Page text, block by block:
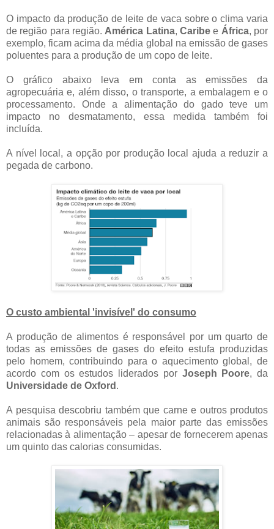
O impacto da produção de leite de vaca sobre o clima varia
de região para região. América Latina,Caribe e África, por
exemplo, ficam acima da média global na emissão de gases
poluentes para a produção de um copo de leite.
O gráfico abaixo leva em conta as emissões da
agropecuária e, além disso, o transporte, a embalagem e o
processamento. Onde a alimentação do gado teve um
impacto no desmatamento, essa medida também foi
incluída.
A nível local, a opção por produção local ajuda a reduzir a
pegada de carbono.
O custo ambiental 'invisível' do consumo
A produção de alimentos é responsável por um quarto de
todas as emissões de gases do efeito estufa produzidas
pelo homem, contribuindo para o aquecimento global, de
acordo com os estudos liderados por Joseph Poore, da
Universidade de Oxford .
A pesquisa descobriu também que carne e outros produtos
animais são responsáveis ​​pela maior parte das emissões
relacionadas à alimentação – apesar de fornecerem apenas
um quinto das calorias consumidas.